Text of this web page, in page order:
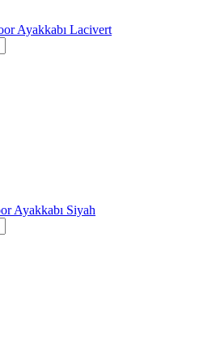
Ayakkabı Lacivert
Ayakkabı Siyah